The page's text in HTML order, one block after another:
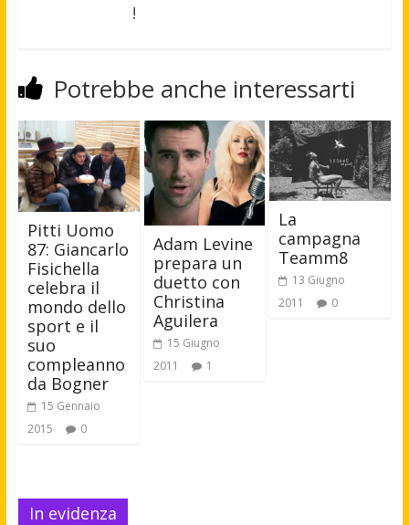
!
Potrebbe anche interessarti
Pitti Uomo
87: Giancarlo
Fisichella
celebra il
mondo dello
sport e il
suo
compleanno
da Bogner
15 Gennaio
2015
0
Adam Levine
prepara un
duetto con
Christina
Aguilera
15 Giugno
2011
1
La
campagna
Teamm8
13 Giugno
2011
0
In evidenza